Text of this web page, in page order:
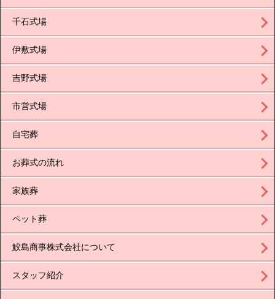
千石式場
伊敷式場
吉野式場
市営式場
自宅葬
お葬式の流れ
家族葬
ペット葬
鮫島商事株式会社について
スタッフ紹介